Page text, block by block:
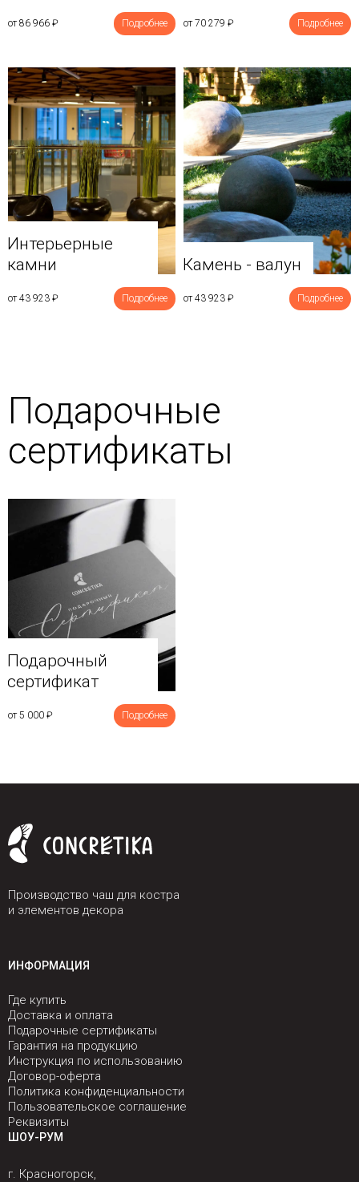
от 86 966 ₽ Подробнее от 70 279 ₽ Подробнее
Интерьерные
камни
от 43 923 ₽ Подробнее
Камень - валун
от 43 923 ₽ Подробнее
Подарочные
сертификаты
Подарочный
сертификат
от 5 000 ₽ Подробнее
Производство чаш для костра
и элементов декора
ИНФОРМАЦИЯ
Где купить
Доставка и оплата
Подарочные сертификаты
Гарантия на продукцию
Инструкция по использованию
Договор-оферта
Политика конфиденциальности
Пользовательское соглашение
Реквизиты
ШОУ-РУМ
г. Красногорск,